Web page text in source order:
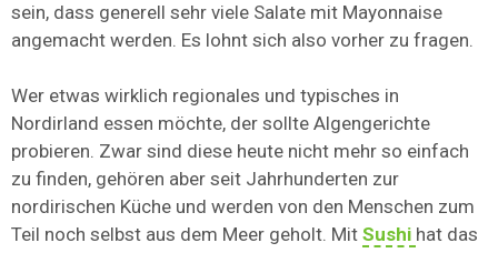
sein, dass generell sehr viele Salate mit Mayonnaise
angemacht werden. Es lohnt sich also vorher zu fragen.
Wer etwas wirklich regionales und typisches in
Nordirland essen möchte, der sollte Algengerichte
probieren. Zwar sind diese heute nicht mehr so einfach
zu finden, gehören aber seit Jahrhunderten zur
nordirischen Küche und werden von den Menschen zum
Teil noch selbst aus dem Meer geholt. Mit Sushi hat das